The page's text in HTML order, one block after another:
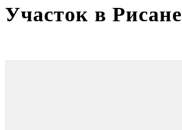
Участок в Рисане